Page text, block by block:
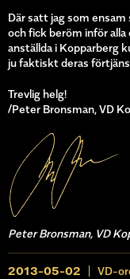
Där satt jag som
och fick beröm inför
anställda i Kopparberg
ju faktiskt deras
Trevlig helg!
/Peter Bronsman, VD
Peter Bronsman, VD
2013-05-02 VD-